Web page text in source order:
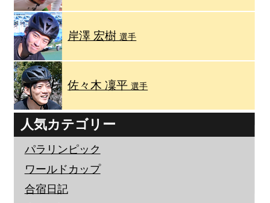
岸澤 宏樹選手
佐々木 凜平選手
人気カテゴリー
パラリンピック
ワールドカップ
合宿日記